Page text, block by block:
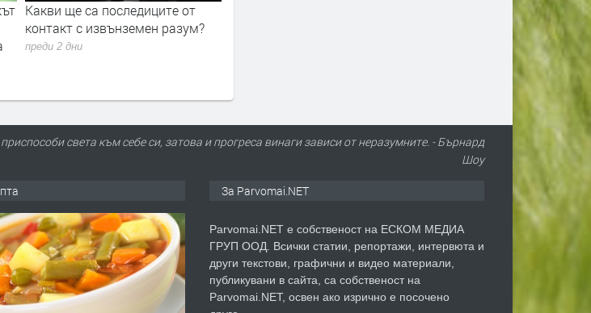
Какви ще са последиците от
контакт с извънземен разум?
преди 2 дни
Защо комарите хапят
повече от други?
света към себе си, затова и прогреса винаги зависи от неразумните. - Бърнард
Шоу
За Parvomai.NET
Parvomai.NET е собственост на ЕСКОМ МЕДИА
ГРУП ООД. Всички статии, репортажи, интервюта и
други текстови, графични и видео материали,
публикувани в сайта, са собственост на
Parvomai.NET, освен ако изрично е посочено